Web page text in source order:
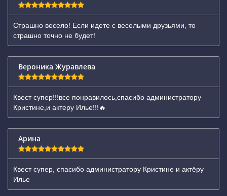
Страшно весело! Если идете с веселыми друзьями, то
страшно точно не будет!
Вероника Журавлева
Квест супер!!!все понравилось,спасибо администратору
Кристине,и актеру Илье!!!🔥
Арина
Квест супер, спасибо администратору Кристине и актёру
Илье